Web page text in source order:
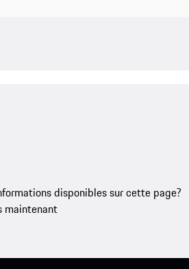
disponibles sur cette page?
maintenant